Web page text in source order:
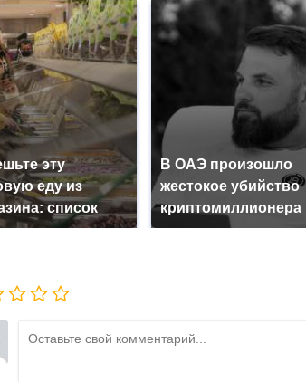
эту
еду из
список
В ОАЭ произошло
жестокое убийство
криптомиллионера